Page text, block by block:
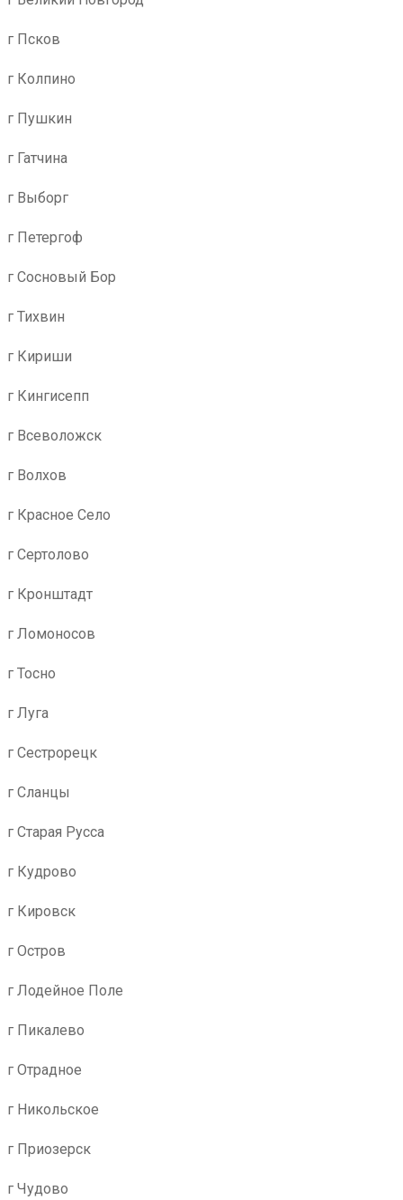
г Псков
г Колпино
г Пушкин
г Гатчина
г Выборг
г Петергоф
г Сосновый Бор
г Тихвин
г Кириши
г Кингисепп
г Всеволожск
г Волхов
г Красное Село
г Сертолово
г Кронштадт
г Ломоносов
г Тосно
г Луга
г Сестрорецк
г Сланцы
г Старая Русса
г Кудрово
г Кировск
г Остров
г Лодейное Поле
г Пикалево
г Отрадное
г Никольское
г Приозерск
г Чудово